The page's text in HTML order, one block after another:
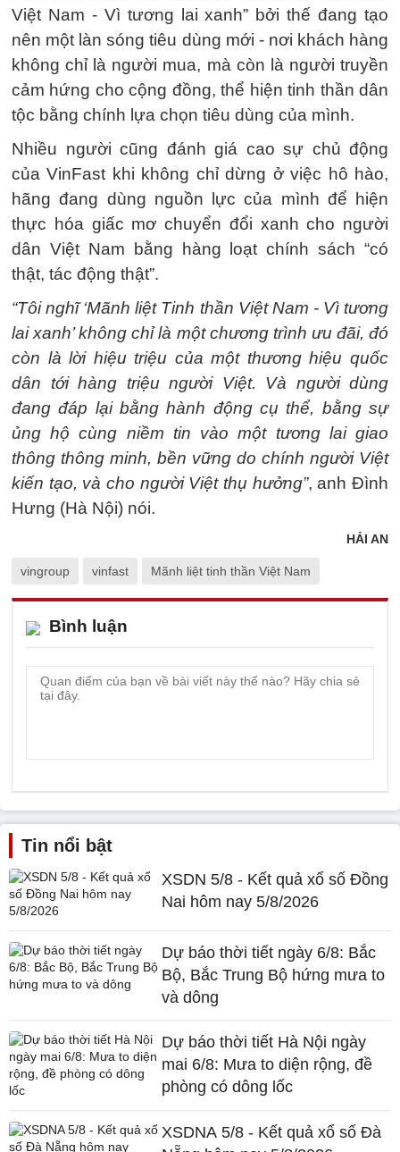
Việt Nam - Vì tương lai xanh” bởi thế đang tạo
nên một làn sóng tiêu dùng mới - nơi khách hàng
không chỉ là người mua, mà còn là người truyền
cảm hứng cho cộng đồng, thể hiện tinh thần dân
tộc bằng chính lựa chọn tiêu dùng của mình.
Nhiều người cũng đánh giá cao sự chủ động
của VinFast khi không chỉ dừng ở việc hô hào,
hãng đang dùng nguồn lực của mình để hiện
thực hóa giấc mơ chuyển đổi xanh cho người
dân Việt Nam bằng hàng loạt chính sách “có
thật, tác động thật”.
“Tôi nghĩ ‘Mãnh liệt Tinh thần Việt Nam - Vì tương
lai xanh’ không chỉ là một chương trình ưu đãi, đó
còn là lời hiệu triệu của một thương hiệu quốc
dân tới hàng triệu người Việt. Và người dùng
đang đáp lại bằng hành động cụ thể, bằng sự
ủng hộ cùng niềm tin vào một tương lai giao
thông thông minh, bền vững do chính người Việt
kiến tạo, và cho người Việt thụ hưởng”, anh Đình
Hưng (Hà Nội) nói.
HẢI AN
vingroup vinfast Mãnh liệt tinh thần Việt Nam
Bình luận
Tin nổi bật
XSDN 5/8 - Kết quả xổ số Đồng
Nai hôm nay 5/8/2026
Dự báo thời tiết ngày 6/8: Bắc
Bộ, Bắc Trung Bộ hứng mưa to
và dông
Dự báo thời tiết Hà Nội ngày
mai 6/8: Mưa to diện rộng, đề
phòng có dông lốc
XSDNA 5/8 - Kết quả xổ số Đà